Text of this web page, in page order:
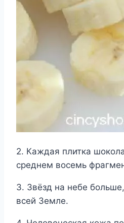
2. Каждая плитка
среднем восемь
3. Звёзд на небе
всей Земле.